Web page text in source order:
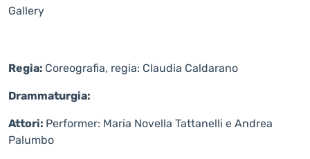
Gallery
Regia: Coreografia, regia: Claudia Caldarano
Drammaturgia:
Attori: Performer: Maria Novella Tattanelli e Andrea
Palumbo